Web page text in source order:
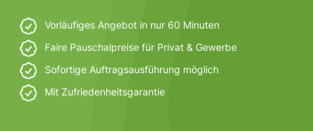
Vorläufiges Angebot in nur 60 Minuten
Faire Pauschalpreise für Privat & Gewerbe
Sofortige Auftragsausführung möglich
Mit Zufriedenheitsgarantie